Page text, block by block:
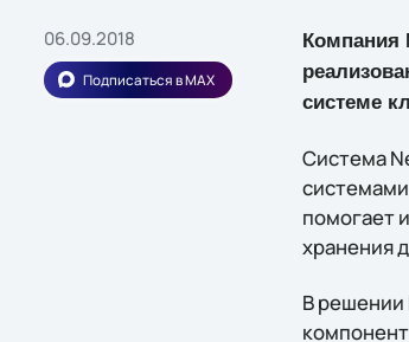
06.09.2018
Подписаться в MAX
Компания
системе
Система
помогает
хранения
В решении